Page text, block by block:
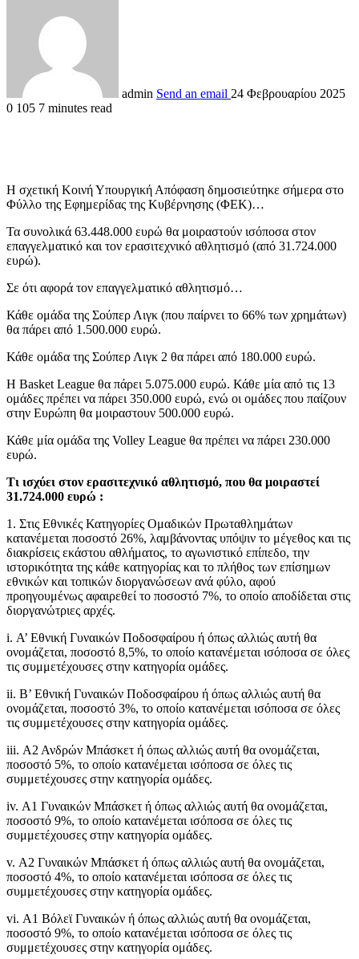
admin Send an email 24 Φεβρουαρίου 2025
0 105 7 minutes read
Η σχετική Κοινή Υπουργική Απόφαση δημοσιεύτηκε σήμερα στο
Φύλλο της Εφημερίδας της Κυβέρνησης (ΦΕΚ)…
Τα συνολικά 63.448.000 ευρώ θα μοιραστούν ισόποσα στον
επαγγελματικό και τον ερασιτεχνικό αθλητισμό (από 31.724.000
ευρώ).
Σε ότι αφορά τον επαγγελματικό αθλητισμό…
Κάθε ομάδα της Σούπερ Λιγκ (που παίρνει το 66% των χρημάτων)
θα πάρει από 1.500.000 ευρώ.
Κάθε ομάδα της Σούπερ Λιγκ 2 θα πάρει από 180.000 ευρώ.
Η Basket League θα πάρει 5.075.000 ευρώ. Κάθε μία από τις 13
ομάδες πρέπει να πάρει 350.000 ευρώ, ενώ οι ομάδες που παίζουν
στην Ευρώπη θα μοιραστουν 500.000 ευρώ.
Κάθε μία ομάδα της Volley League θα πρέπει να πάρει 230.000
ευρώ.
Τι ισχύει στον ερασιτεχνικό αθλητισμό, που θα μοιραστεί
31.724.000 ευρώ :
1. Στις Εθνικές Κατηγορίες Ομαδικών Πρωταθλημάτων
κατανέμεται ποσοστό 26%, λαμβάνοντας υπόψιν το μέγεθος και τις
διακρίσεις εκάστου αθλήματος, το αγωνιστικό επίπεδο, την
ιστορικότητα της κάθε κατηγορίας και το πλήθος των επίσημων
εθνικών και τοπικών διοργανώσεων ανά φύλο, αφού
προηγουμένως αφαιρεθεί το ποσοστό 7%, το οποίο αποδίδεται στις
διοργανώτριες αρχές.
i. Α’ Εθνική Γυναικών Ποδοσφαίρου ή όπως αλλιώς αυτή θα
ονομάζεται, ποσοστό 8,5%, το οποίο κατανέμεται ισόποσα σε όλες
τις συμμετέχουσες στην κατηγορία ομάδες.
ii. Β’ Εθνική Γυναικών Ποδοσφαίρου ή όπως αλλιώς αυτή θα
ονομάζεται, ποσοστό 3%, το οποίο κατανέμεται ισόποσα σε όλες
τις συμμετέχουσες στην κατηγορία ομάδες.
iii. Α2 Ανδρών Μπάσκετ ή όπως αλλιώς αυτή θα ονομάζεται,
ποσοστό 5%, το οποίο κατανέμεται ισόποσα σε όλες τις
συμμετέχουσες στην κατηγορία ομάδες.
iv. Α1 Γυναικών Μπάσκετ ή όπως αλλιώς αυτή θα ονομάζεται,
ποσοστό 9%, το οποίο κατανέμεται ισόποσα σε όλες τις
συμμετέχουσες στην κατηγορία ομάδες.
v. Α2 Γυναικών Μπάσκετ ή όπως αλλιώς αυτή θα ονομάζεται,
ποσοστό 4%, το οποίο κατανέμεται ισόποσα σε όλες τις
συμμετέχουσες στην κατηγορία ομάδες.
vi. Α1 Βόλεϊ Γυναικών ή όπως αλλιώς αυτή θα ονομάζεται,
ποσοστό 9%, το οποίο κατανέμεται ισόποσα σε όλες τις
συμμετέχουσες στην κατηγορία ομάδες.